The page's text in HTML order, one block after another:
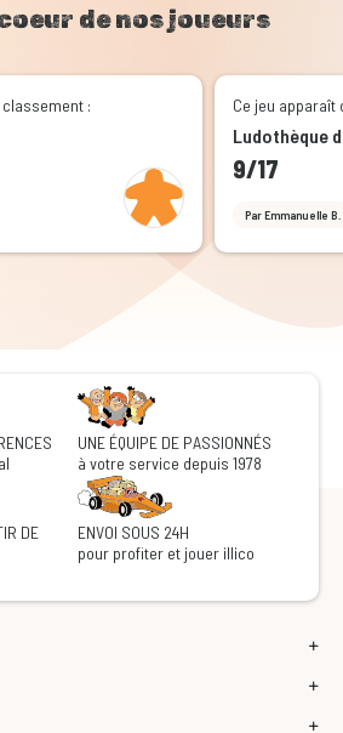
de nos joueurs
: Ce jeu apparaît
Ludothèque
9/17
Par Emmanuelle B.
UNE ÉQUIPE DE PASSIONNÉS
à votre service depuis 1978
DE
ENVOI SOUS 24H
pour profiter et jouer illico